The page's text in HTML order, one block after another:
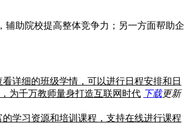
助院校提高整体竞争力；另一方面帮助企
详细的班级学情，可以进行日程安排和日
为千万教师量身打造互联网时代 下载更新
学习资源和培训课程，支持在线进行课程